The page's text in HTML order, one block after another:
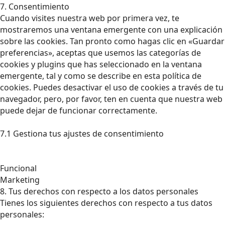
7. Consentimiento
Cuando visites nuestra web por primera vez, te
mostraremos una ventana emergente con una explicación
sobre las cookies. Tan pronto como hagas clic en «Guardar
preferencias», aceptas que usemos las categorías de
cookies y plugins que has seleccionado en la ventana
emergente, tal y como se describe en esta política de
cookies. Puedes desactivar el uso de cookies a través de tu
navegador, pero, por favor, ten en cuenta que nuestra web
puede dejar de funcionar correctamente.
7.1 Gestiona tus ajustes de consentimiento
Funcional
Marketing
8. Tus derechos con respecto a los datos personales
Tienes los siguientes derechos con respecto a tus datos
personales: